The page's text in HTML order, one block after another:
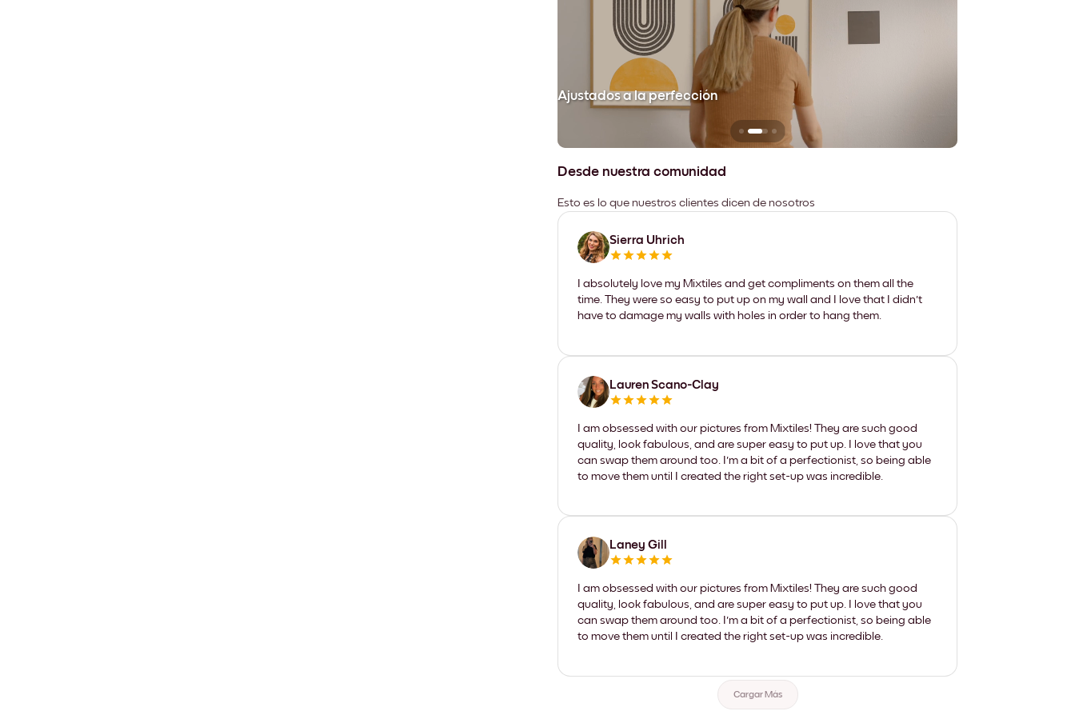
Ajustados a la perfección
Desde nuestra comunidad
Esto es lo que nuestros clientes dicen de nosotros
Sierra Uhrich
I absolutely love my Mixtiles and get compliments on them all the
time. They were so easy to put up on my wall and I love that I didn't
have to damage my walls with holes in order to hang them.
Lauren Scano-Clay
I am obsessed with our pictures from Mixtiles! They are such good
quality, look fabulous, and are super easy to put up. I love that you
can swap them around too. I'm a bit of a perfectionist, so being able
to move them until I created the right set-up was incredible.
Laney Gill
I am obsessed with our pictures from Mixtiles! They are such good
quality, look fabulous, and are super easy to put up. I love that you
can swap them around too. I'm a bit of a perfectionist, so being able
to move them until I created the right set-up was incredible.
Cargar Más